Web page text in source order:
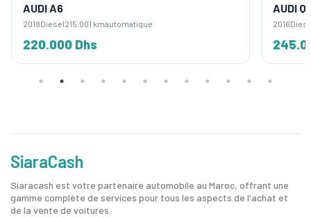
AUDI A6
2018Diesel215.001 kmautomatique
220.000 Dhs
AUDI
2016
SiaraCash
Siaracash est votre partenaire automobile au Maroc, offrant une
gamme complète de services pour tous les aspects de l'achat et
de la vente de voitures.